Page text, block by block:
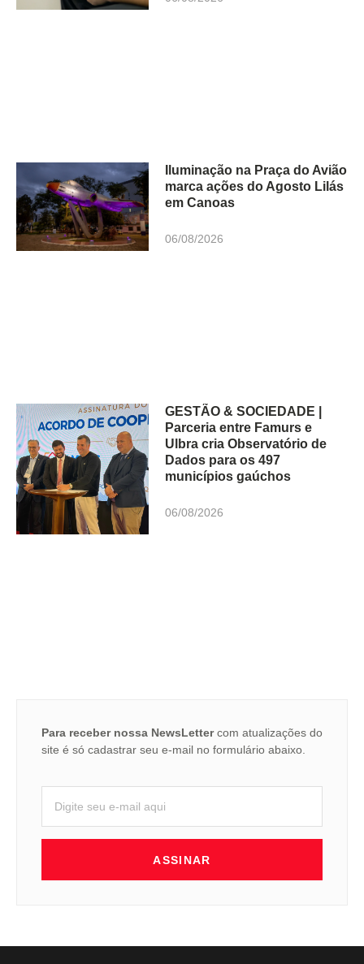
Iluminação na Praça do Avião
marca ações do Agosto Lilás
em Canoas
06/08/2026
GESTÃO & SOCIEDADE |
Parceria entre Famurs e
Ulbra cria Observatório de
Dados para os 497
municípios gaúchos
06/08/2026
Para receber nossa NewsLettercom atualizações do
site é só cadastrar seu e-mail no formulário abaixo.
ASSINAR